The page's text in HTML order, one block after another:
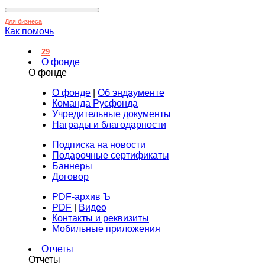
Для бизнеса
Как помочь
29
О фонде
О фонде
О фонде
Об эндаументе
Команда Русфонда
Учредительные документы
Награды и благодарности
Подписка на новости
Подарочные сертификаты
Баннеры
Договор
PDF-архив Ъ
PDF
Видео
Контакты и реквизиты
Мобильные приложения
Отчеты
Отчеты